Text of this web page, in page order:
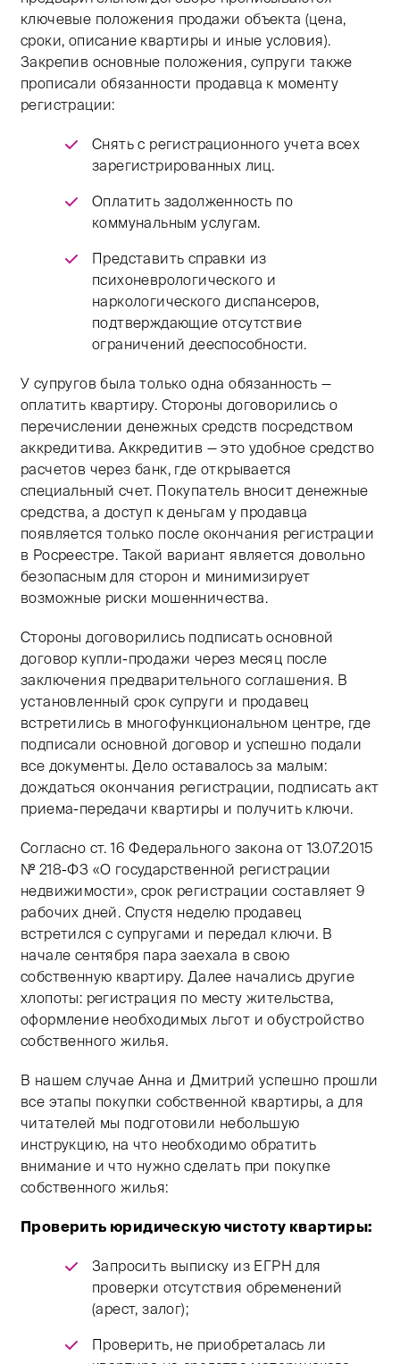
ключевые положения продажи объекта (цена,
сроки, описание квартиры и иные условия).
Закрепив основные положения, супруги также
прописали обязанности продавца к моменту
регистрации:
Снять с регистрационного учета всех
зарегистрированных лиц.
Оплатить задолженность по
коммунальным услугам.
Представить справки из
психоневрологического и
наркологического диспансеров,
подтверждающие отсутствие
ограничений дееспособности.
У супругов была только одна обязанность —
оплатить квартиру. Стороны договорились о
перечислении денежных средств посредством
аккредитива. Аккредитив — это удобное средство
расчетов через банк, где открывается
специальный счет. Покупатель вносит денежные
средства, а доступ к деньгам у продавца
появляется только после окончания регистрации
в Росреестре. Такой вариант является довольно
безопасным для сторон и минимизирует
возможные риски мошенничества.
Стороны договорились подписать основной
договор купли-продажи через месяц после
заключения предварительного соглашения. В
установленный срок супруги и продавец
встретились в многофункциональном центре, где
подписали основной договор и успешно подали
все документы. Дело оставалось за малым:
дождаться окончания регистрации, подписать акт
приема-передачи квартиры и получить ключи.
Согласно ст. 16 Федерального закона от 13.07.2015
№ 218-ФЗ «О государственной регистрации
недвижимости», срок регистрации составляет 9
рабочих дней. Спустя неделю продавец
встретился с супругами и передал ключи. В
начале сентября пара заехала в свою
собственную квартиру. Далее начались другие
хлопоты: регистрация по месту жительства,
оформление необходимых льгот и обустройство
собственного жилья.
В нашем случае Анна и Дмитрий успешно прошли
все этапы покупки собственной квартиры, а для
читателей мы подготовили небольшую
инструкцию, на что необходимо обратить
внимание и что нужно сделать при покупке
собственного жилья:
Проверить юридическую чистоту квартиры:
Запросить выписку из ЕГРН для
проверки отсутствия обременений
(арест, залог);
Проверить, не приобреталась ли